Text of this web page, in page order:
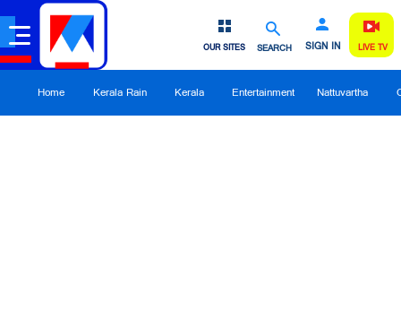
SEARCH SIGN IN
OUR SITES LIVE TV
Home Kerala Rain Kerala Entertainment Nattuvartha